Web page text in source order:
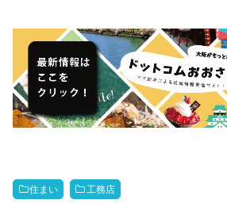
住まい 工務店